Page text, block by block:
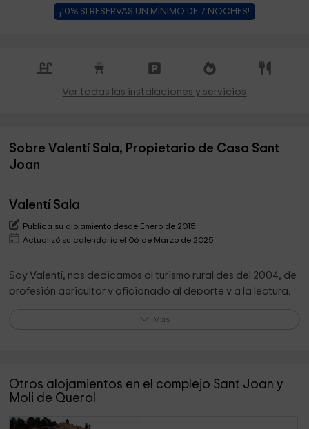
¡10% SI RESERVAS UN MÍNIMO DE 7 NOCHES!
Ver todas las instalaciones y servicios
Sobre Valentí Sala, Propietario de Casa Sant
Joan
Valentí Sala
Publica su alojamiento desde Enero de 2015
Actualizó su calendario el 06 de Marzo de 2025
Soy Valentí, nos dedicamos al turismo rural des del 2004, de
profesión agricultor y aficionado al deporte y a la lectura.
nuestros clientes se sientan cómodos des del primer
Lo que destaca el propietario de su alojamiento
ese hogar acogedor pensado para disfrutar ya sea con su
Más
Otros alojamientos en el complejo Sant Joan y
Moli de Querol